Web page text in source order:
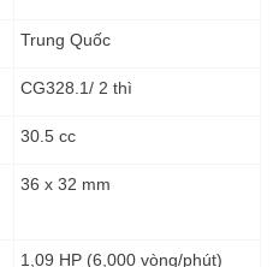
Trung Quốc
CG328.1/ 2 thì
30.5 cc
36 x 32 mm
1,09 HP (6,000 vòng/phút)